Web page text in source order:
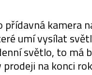
přídavná kamera
umí vysílat
světlo, to má
na konci